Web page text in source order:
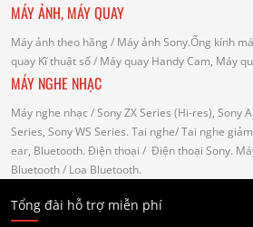
MÁY ẢNH, MÁY QUAY
Máy ảnh theo hãng / Máy ảnh Sony.Ống kính
quay Kĩ thuật số/ Máy quay Handy Cam, Máy
MÁY NGHE NHẠC
Máy nghe nhạc / Sony ZX Series (Hi-res), Sony
Series, Sony WS Series. Tai nghe/ Tai nghe
ear, Bluetooth. Điện thoại / Điện thoại Sony.
Bluetooth/ Loa Bluetooth.
Tổng đài hỗ trợ miễn phí